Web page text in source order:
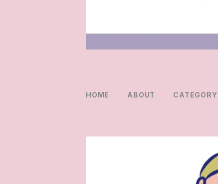
HOME ABOUT CATEGORY